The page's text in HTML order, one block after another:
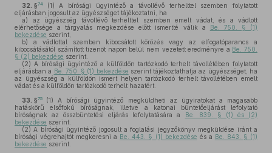
32. §74 (1) A bírósági ügyintéző a távollévő terhelttel szemben folytatott
eljárásban jogosult az ügyészséget tájékoztatni, ha
a) az ügyészség távollévő terhelttel szemben emelt vádat, és a vádlott
elérhetősége a tárgyalás megkezdése előtt ismertté válik a
Be. 750. § (1)
bekezdése szerint,
b) a vádlottal szemben kibocsátott körözés vagy az elfogatóparancs a
kibocsátásától számított tizenöt napon belül nem vezetett eredményre a Be. 750.
§ (2) bekezdése szerint.
(2) A bírósági ügyintéző a külföldön tartózkodó terhelt távollétében folytatott
eljárásban a Be. 750. § (1) bekezdése szerint tájékoztathatja az ügyészséget, ha
az ügyészség a külföldön ismert helyen tartózkodó terhelt távollétében emelt
vádat és a külföldön tartózkodó terhelt hazatért.
33. §75 (1) A bírósági ügyintéző megküldheti az ügyiratokat a magasabb
hatáskörű elsőfokú bíróságnak, illetve a katonai büntetőeljárást lefolytató
bíróságnak az összbüntetési eljárás lefolytatására a
Be. 839. § (1) és (2)
bekezdése szerint.
(2) A bírósági ügyintéző jogosult a foglalási jegyzőkönyv megküldése iránt a
bírósági végrehajtót megkeresni a Be. 443. § (1) bekezdése és a Be. 843. § (1)
bekezdése szerint.